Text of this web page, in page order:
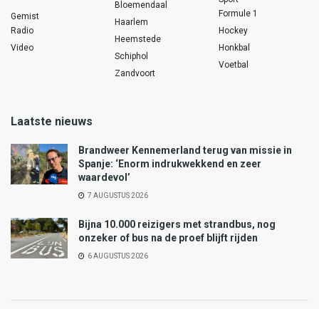
Gemist
Radio
Video
Bloemendaal
Haarlem
Heemstede
Schiphol
Zandvoort
Formule 1
Hockey
Honkbal
Voetbal
Laatste nieuws
Brandweer Kennemerland terug van missie in
Spanje: ‘Enorm indrukwekkend en zeer
waardevol’
7 AUGUSTUS 2026
Bijna 10.000 reizigers met strandbus, nog
onzeker of bus na de proef blijft rijden
6 AUGUSTUS 2026